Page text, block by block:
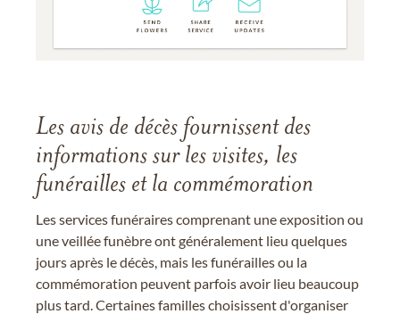
Les avis de décès fournissent des
informations sur les visites, les
funérailles et la commémoration
Les services funéraires comprenant une exposition ou
une veillée funèbre ont généralement lieu quelques
jours après le décès, mais les funérailles ou la
commémoration peuvent parfois avoir lieu beaucoup
plus tard. Certaines familles choisissent d'organiser